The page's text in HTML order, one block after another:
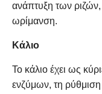
ανάπτυξη των
ωρίμανση.
Κάλιο
Το κάλιο έχει ως
ενζύμων, τη ρύθμιση